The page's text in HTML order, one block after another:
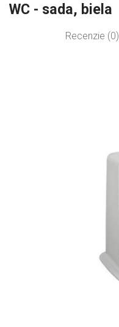
WC - sada, biela
Recenzie (0)